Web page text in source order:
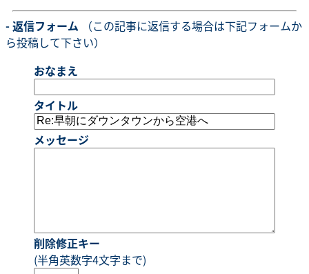
- 返信フォーム （この記事に返信する場合は下記フォームか
ら投稿して下さい）
おなまえ
タイトル
メッセージ
削除修正キー
(半角英数字4文字まで)